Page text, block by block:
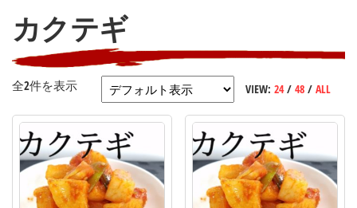
カクテギ
VIEW: 24 / 48 / ALL
全2件を表示